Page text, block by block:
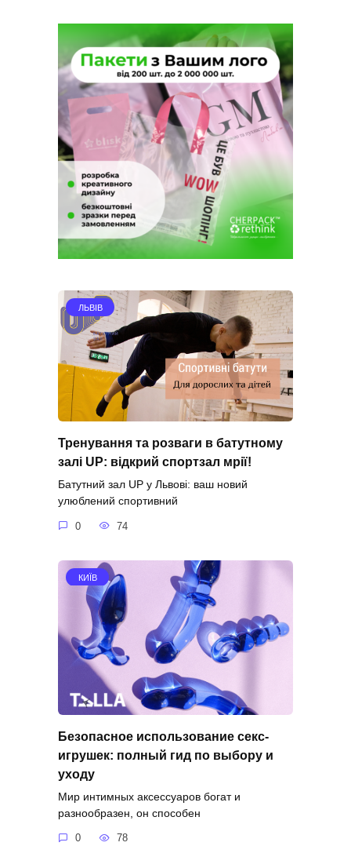
ЛЬВІВ
Тренування та розваги в батутному
залі UP: відкрий спортзал мрії!
Батутний зал UP у Львові: ваш новий
улюблений спортивний
0 74
КИЇВ
Безопасное использование секс-
игрушек: полный гид по выбору и
уходу
Мир интимных аксессуаров богат и
разнообразен, он способен
0 78